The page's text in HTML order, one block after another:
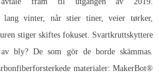
lang vinter, når stier tiner, veier tørker,
stiger skiftes fokuset. Svartkruttskyttere
bly? De som gör de borde skämmas.
materialer: MakerBot®